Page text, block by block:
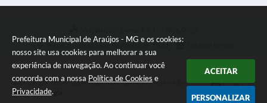
Prefeitura Municipal de Araújos - MG e os cookies:
nosso site usa cookies para melhorar a sua
experiência de navegação. Ao continuar você
concorda com a nossa Política de Cookies e
Privacidade.
ACEITAR
PERSONALIZAR
Portal atualizado em:
Copyright Instar - 2006-2026. Todos os direitos reservados -
Instar Tecnologia